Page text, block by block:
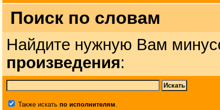
Поиск по словам
Найдите нужную Вам
произведения:
Также искать по исполнителям.